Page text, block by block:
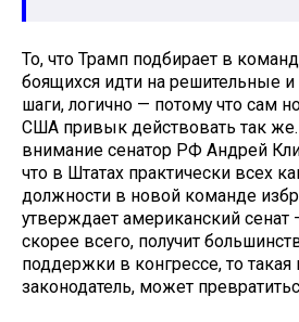
То, что Трамп подбирает в
боящихся идти на решительные
шаги, логично — потому что сам
США привык действовать так же.
внимание сенатор РФ Андрей
что в Штатах практически всех
должности в новой команде
утверждает американский сенат
скорее всего, получит
поддержки в конгрессе, то такая
законодатель, может